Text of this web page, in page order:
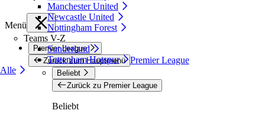
Manchester United
Newcastle United
Nottingham Forest
Teams V-Z
Sunderland
Tottenham Hotspur
Alle
Menü
Premier League
Zurück zum Hauptmenü Premier League
Beliebt
Zurück zu Premier League
Beliebt